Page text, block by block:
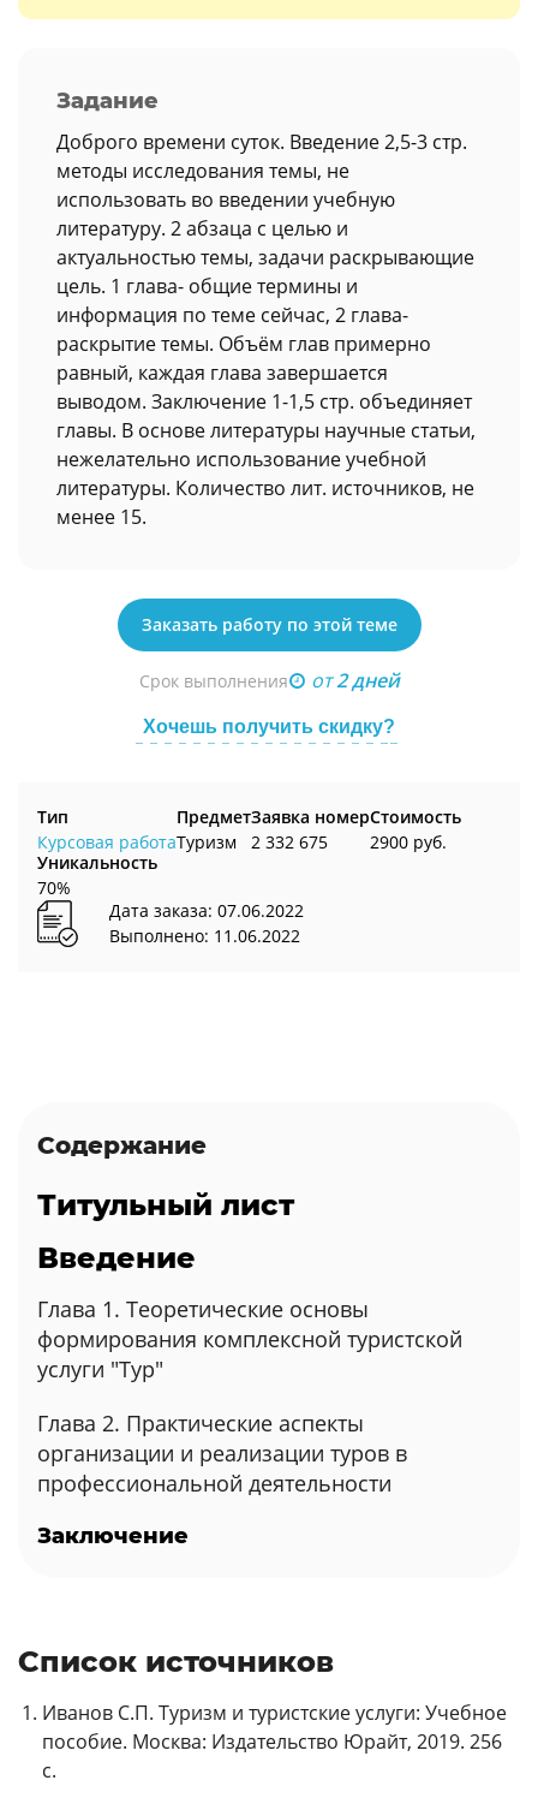
Задание
Доброго времени суток. Введение 2,5-3 стр.
методы исследования темы, не
использовать во введении учебную
литературу. 2 абзаца с целью и
актуальностью темы, задачи раскрывающие
цель. 1 глава- общие термины и
информация по теме сейчас, 2 глава-
раскрытие темы. Объём глав примерно
равный, каждая глава завершается
выводом. Заключение 1-1,5 стр. объединяет
главы. В основе литературы научные статьи,
нежелательно использование учебной
литературы. Количество лит. источников, не
менее 15.
Заказать работу по этой теме
Срок выполнения от2 дней
Хочешь получить скидку?
Тип
Курсовая работа
Предмет
Туризм
Заявка номер
2 332 675
Стоимость
2900 руб.
Уникальность
70%
Дата заказа: 07.06.2022
Выполнено: 11.06.2022
Содержание
Титульный лист
Введение
Глава 1. Теоретические основы
формирования комплексной туристской
услуги "Тур"
Глава 2. Практические аспекты
организации и реализации туров в
профессиональной деятельности
Заключение
Список источников
Иванов С.П. Туризм и туристские услуги: Учебное
пособие. Москва: Издательство Юрайт, 2019. 256
с.